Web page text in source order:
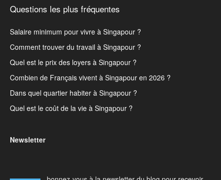
Questions les plus fréquentes
Salaire minimum pour vivre à Singapour ?
Comment trouver du travail à Singapour ?
Quel est le prix des loyers à Singapour ?
Combien de Français vivent à Singapour en 2026 ?
Dans quel quartier habiter à Singapour ?
Quel est le coût de la vie à Singapour ?
Newsletter